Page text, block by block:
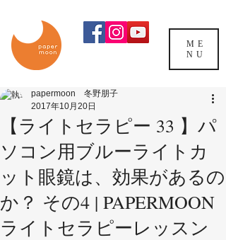
ME
NU
【ライトセラピー 33 】パ
ソコン用ブルーライトカ
ット眼鏡は、効果があるの
か？ その4 | PAPERMOON
ライトセラピーレッスン
papermoon 冬野朋子
2017年10月20日